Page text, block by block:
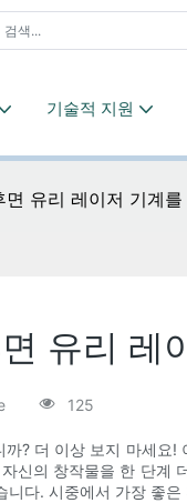
기술적 지원
유리 레이저 기계
유리 레
125
? 더 이상 보지 마세
신의 창작물을 한 단계
다. 시중에서 가장 좋